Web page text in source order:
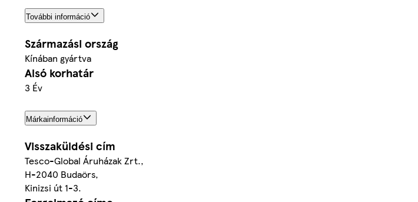
További információ
Származási ország
Kínában gyártva
Alsó korhatár
3 Év
Márkainformáció
Visszaküldési cím
Tesco-Global Áruházak Zrt.,
H-2040 Budaörs,
Kinizsi út 1-3.